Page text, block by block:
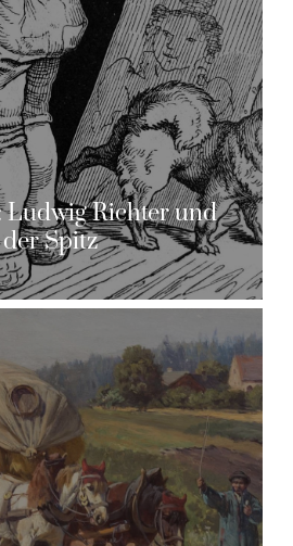
Ludwig Richter und
der Spitz